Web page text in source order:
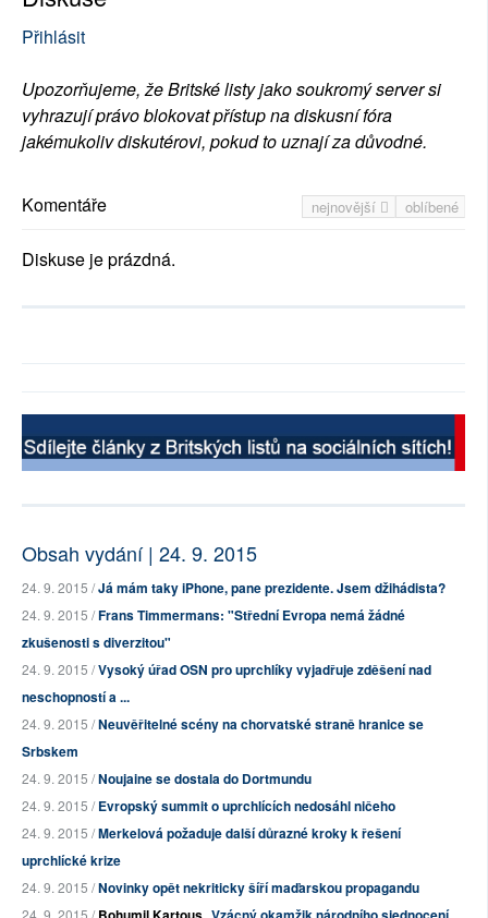
Přihlásit
Upozorňujeme, že Britské listy jako soukromý server si
vyhrazují právo blokovat přístup na diskusní fóra
jakémukoliv diskutérovi, pokud to uznají za důvodné.
nejnovější oblíbené
Komentáře
Diskuse je prázdná.
Obsah vydání | 24. 9. 2015
24. 9. 2015 /Já mám taky iPhone, pane prezidente. Jsem džihádista?
24. 9. 2015 /Frans Timmermans: "Střední Evropa nemá žádné
zkušenosti s diverzitou"
24. 9. 2015 /Vysoký úřad OSN pro uprchlíky vyjadřuje zděšení nad
neschopností a ...
24. 9. 2015 /Neuvěřitelné scény na chorvatské straně hranice se
Srbskem
24. 9. 2015 /Noujaine se dostala do Dortmundu
24. 9. 2015 /Evropský summit o uprchlících nedosáhl ničeho
24. 9. 2015 /Merkelová požaduje další důrazné kroky k řešení
uprchlícké krize
24. 9. 2015 /Novinky opět nekriticky šíří maďarskou propagandu